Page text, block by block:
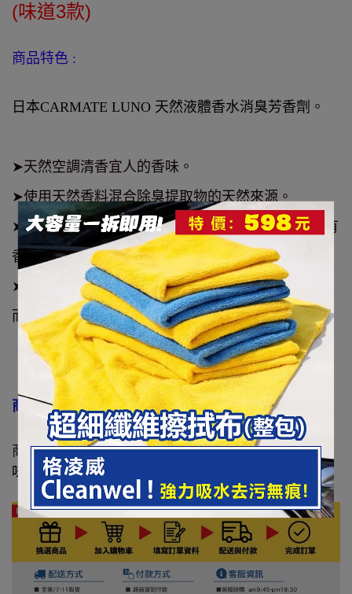
(味道3款)
商品特色 :
日本CARMATE LUNO 天然液體香水消臭芳香劑。
➤天然空調清香宜人的香味。
➤使用天然香料混合除臭提取物的天然來源。
➤可以放置在車上的任何一個地方,讓車內空氣清新有
香味。
➤正常使用下，約可使用1~3個月，因實際使用狀況
而定。
商品規格:
商品重量：80ml
味道選擇：L851佛手柑香│ L852葡萄柚香